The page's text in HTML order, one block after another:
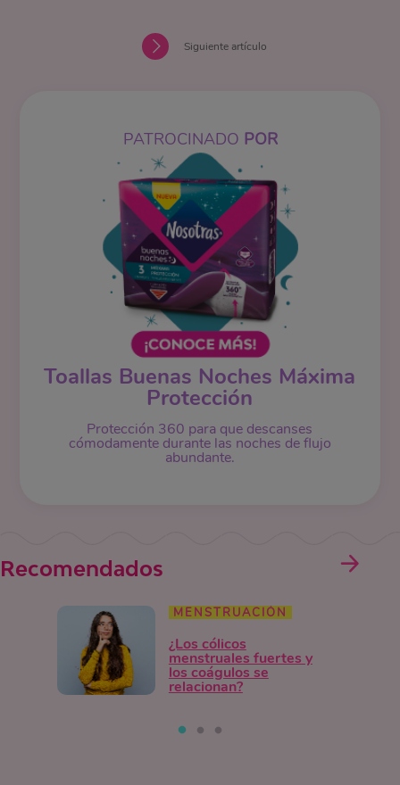
Siguiente artículo
PATROCINADO POR
Toallas Buenas Noches Máxima
Protección
Protección 360 para que descanses
cómodamente durante las noches de flujo
abundante.
Recomendados
MENSTRUACIÓN
¿Los cólicos
menstruales fuertes y
los coágulos se
relacionan?